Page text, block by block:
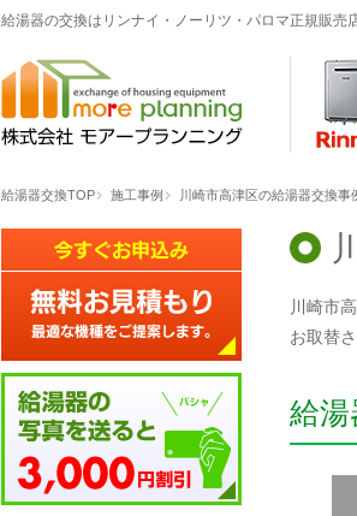
給湯器の交換はリンナイ・ノーリツ・パロマ正規販売
給湯器交換TOP 施工事例 川崎市高津区の給湯器交換
川崎市
お取替
給湯